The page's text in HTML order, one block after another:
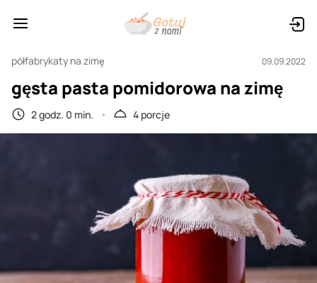
półfabrykaty na zimę 09.09.2022
gęsta pasta pomidorowa na zimę
2 godz. 0 min. 4 porcje